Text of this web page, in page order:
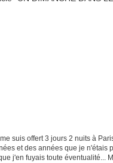
suis offert 3 jours 2 nuits à
et des années que je n'étais
j'en fuyais toute éventualité...